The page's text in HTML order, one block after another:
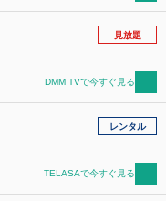
見放題
DMM TVで今すぐ見る
レンタル
TELASAで今すぐ見る